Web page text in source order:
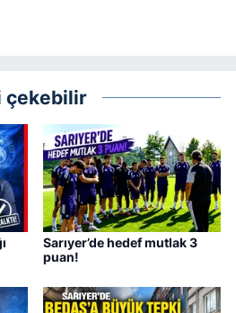
çekebilir
Sarıyer’de hedef mutlak 3
puan!